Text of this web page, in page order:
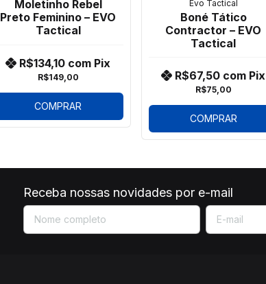
Moletinho Rebel
Preto Feminino – EVO
Tactical
R$149,00
R$134,10 com Pix
COMPRAR
Evo Tactical
Boné Tático
Contractor – EVO
Tactical
R$75,00
R$67,50 com Pix
COMPRAR
Receba nossas novidades por e-mail